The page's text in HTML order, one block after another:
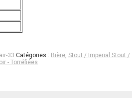
33 Catégories : Bière, Stout / Imperial Stout /
- Torréfiées